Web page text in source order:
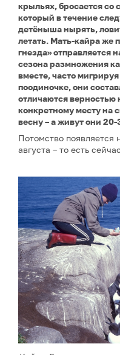
крыльях, бросается со
который в течение
детёныша нырять,
летать. Мать-кайра же
гнезда» отправляется
сезона размножения
вместе, часто
поодиночке, они
отличаются верностью
конкретному месту на
весну – а живут они 20-
Потомство появляется
августа – то есть